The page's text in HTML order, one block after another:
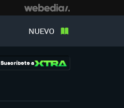
NUEVO
Suscríbete a